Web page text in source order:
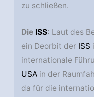
zu schließen.
Die ISS: Laut des
ein Deorbit der ISS
internationale
USA in der
da für die